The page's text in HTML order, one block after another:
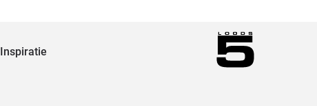
Inspiratie